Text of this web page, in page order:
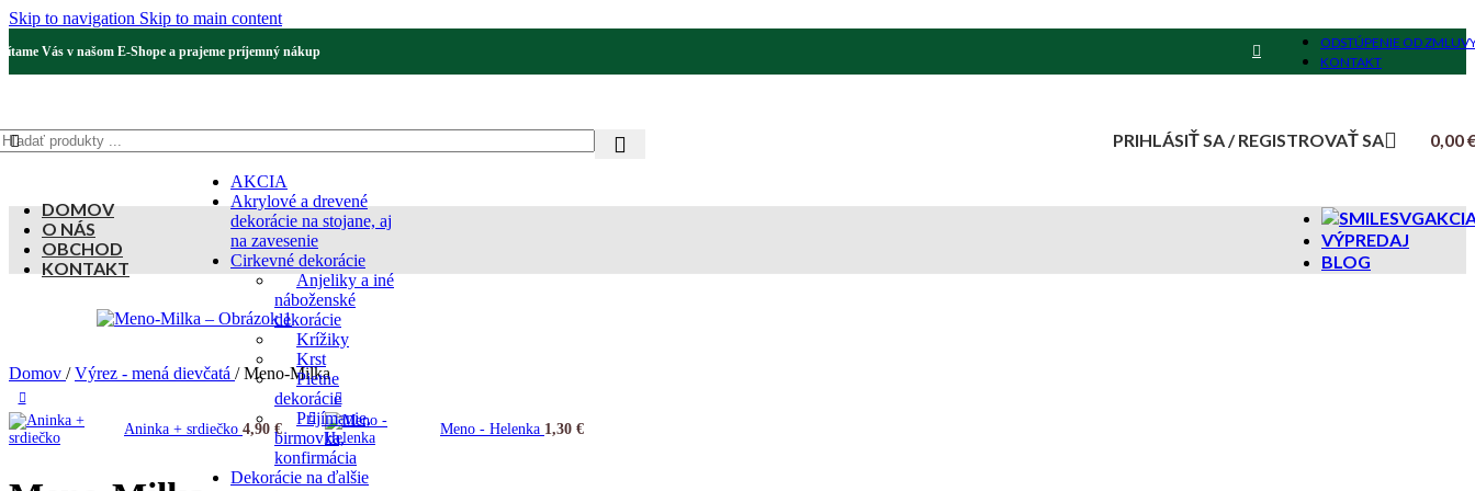
Skip to navigation Skip to main content
Vás v našom E-Shope a prajeme príjemný nákup
ODSTÚPENIE OD
KONTAKT
AKCIA
Akrylové a drevené
dekorácie na stojane, aj
na zavesenie
Cirkevné dekorácie
Anjeliky a iné
náboženské
dekorácie
Krížiky
Krst
Pietne
dekorácie
Prijímanie,
birmovka,
konfirmácia
Dekorácie na ďalšie
PRIHLÁSIŤ SA / REGISTROVAŤ SA 0,00
DOMOV
O NÁS
OBCHOD
KONTAKT
VÝPREDAJ
BLOG
Domov / Výrez - mená dievčatá / Meno-Milka
Aninka + srdiečko 4,90 € Meno - Helenka 1,30 €